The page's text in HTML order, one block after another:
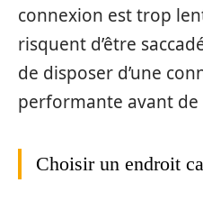
connexion est trop
risquent d’être
de disposer d’une
performante avant
Choisir un endroit